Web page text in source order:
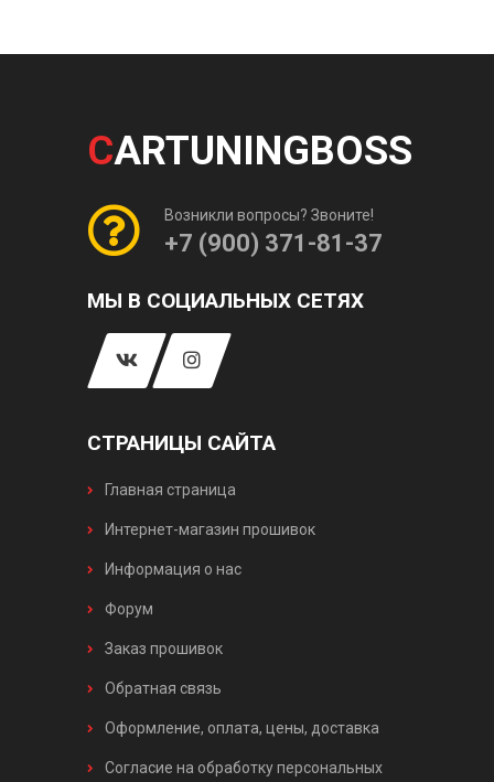
CARTUNINGBOSS
Возникли вопросы? Звоните!
+7 (900) 371-81-37
МЫ В СОЦИАЛЬНЫХ СЕТЯХ
СТРАНИЦЫ САЙТА
Главная страница
Интернет-магазин прошивок
Информация о нас
Форум
Заказ прошивок
Обратная связь
Оформление, оплата, цены, доставка
Согласие на обработку персональных